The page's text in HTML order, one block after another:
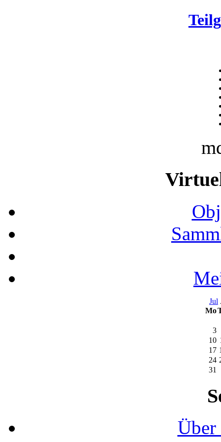
Jul
Mo
3
10
17
24
31